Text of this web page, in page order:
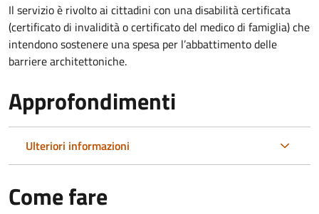
Il servizio è rivolto ai cittadini con una disabilità certificata
(certificato di invalidità o certificato del medico di famiglia) che
intendono sostenere una spesa per l’abbattimento delle
barriere architettoniche.
Approfondimenti
Ulteriori informazioni
Come fare